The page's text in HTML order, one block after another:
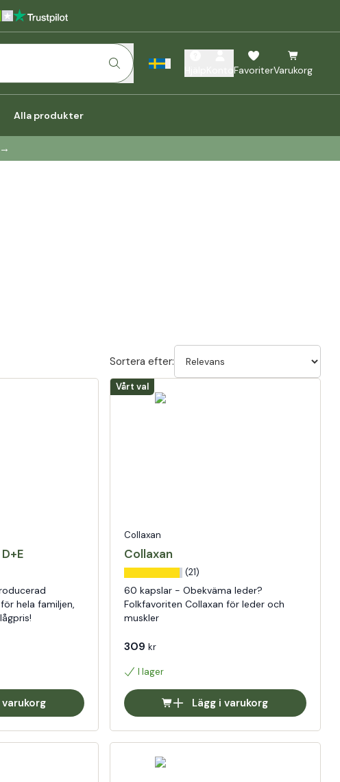
FavoriterVarukorg
Alla produkter
Sortera efter:
hela familjen,
varukorg
Vårt val
Collaxan
Collaxan
(21)
60 kapslar - Obekväma leder?
Folkfavoriten Collaxan för leder och
muskler
309 kr
I lager
Lägg i varukorg